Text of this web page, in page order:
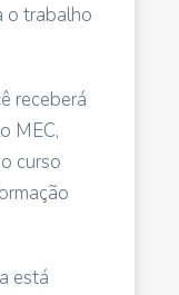
o trabalho
receberá
MEC,
curso
está